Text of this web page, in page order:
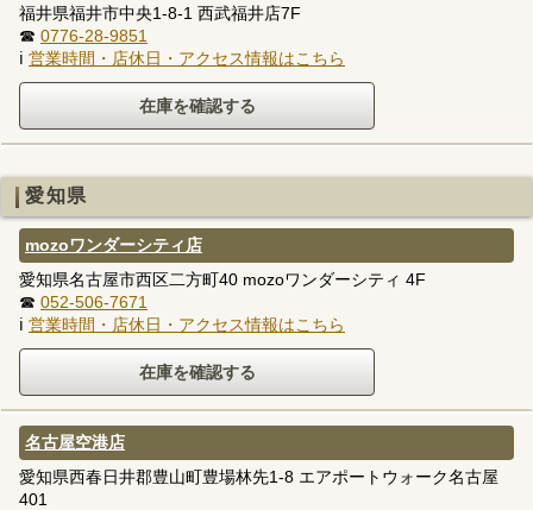
福井県福井市中央1-8-1 西武福井店7F
☎ 0776-28-9851
ℹ 営業時間・店休日・アクセス情報はこちら
愛知県
mozoワンダーシティ店
愛知県名古屋市西区二方町40 mozoワンダーシティ 4F
☎ 052-506-7671
ℹ 営業時間・店休日・アクセス情報はこちら
名古屋空港店
愛知県西春日井郡豊山町豊場林先1-8 エアポートウォーク名古屋
401